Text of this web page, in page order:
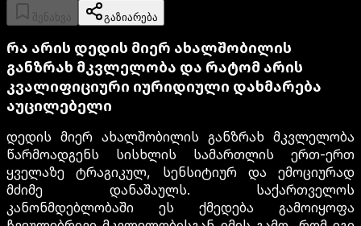
შენახვა გაზიარება
რა არის დედის მიერ ახალშობილის
განზრახ მკვლელობა და რატომ არის
კვალიფიციური იურიდიული დახმარება
აუცილებელი
დედის მიერ ახალშობილის განზრახ მკვლელობა
წარმოადგენს სისხლის სამართლის ერთ-ერთ
ყველაზე ტრაგიკულ, სენსიტიურ და ემოციურად
მძიმე დანაშაულს. საქართველოს
კანონმდებლობაში ეს ქმედება გამოიყოფა